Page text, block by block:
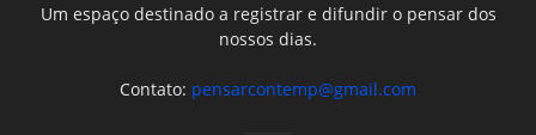
Um espaço destinado a registrar e difundir o pensar dos
nossos dias.
Contato: pensarcontemp@gmail.com